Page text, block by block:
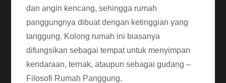
dan angin kencang, sehingga rumah
panggungnya dibuat dengan ketinggian yang
tanggung. Kolong rumah ini biasanya
difungsikan sebagai tempat untuk menyimpan
kendaraan, ternak, ataupun sebagai gudang –
Filosofi Rumah Panggung.